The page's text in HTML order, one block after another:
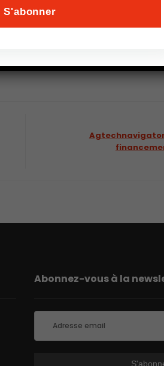
Agtechnavigator
Abonnez-vous à la